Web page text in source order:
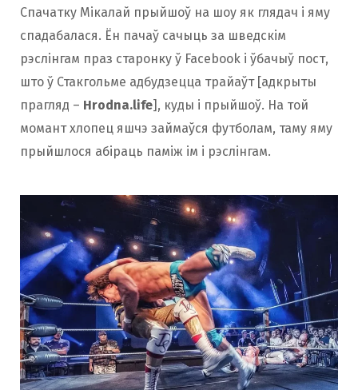
Спачатку Мікалай прыйшоў на шоу як глядач і яму
спадабалася. Ён пачаў сачыць за шведскім
рэслінгам праз старонку ў Facebook і ўбачыў пост,
што ў Стакгольме адбудзецца трайаўт [адкрыты
прагляд – Hrodna.life], куды і прыйшоў. На той
момант хлопец яшчэ займаўся футболам, таму яму
прыйшлося абіраць паміж ім і рэслінгам.